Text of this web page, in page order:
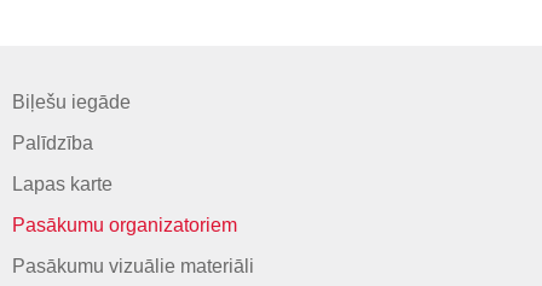
Biļešu iegāde
Palīdzība
Lapas karte
Pasākumu organizatoriem
Pasākumu vizuālie materiāli